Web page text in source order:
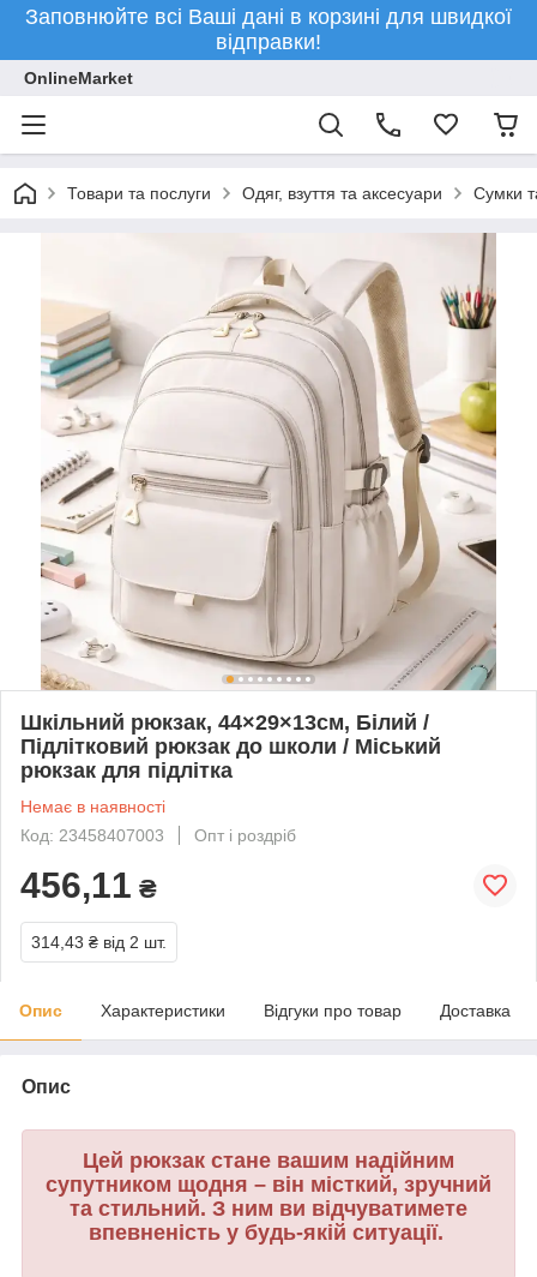
Заповнюйте всі Ваші дані в корзині для швидкої
відправки!
OnlineMarket
Товари та послуги Одяг, взуття та аксесуари Сумки
Шкільний рюкзак, 44×29×13см, Білий /
Підлітковий рюкзак до школи / Міський
рюкзак для підлітка
Немає в наявності
Код: 23458407003
Опт і роздріб
456,11 ₴
314,43 ₴ від 2 шт.
Опис Характеристики Відгуки про товар Доставка
Опис
Цей рюкзак стане вашим надійним
супутником щодня – він місткий, зручний
та стильний. З ним ви відчуватимете
впевненість у будь-якій ситуації.